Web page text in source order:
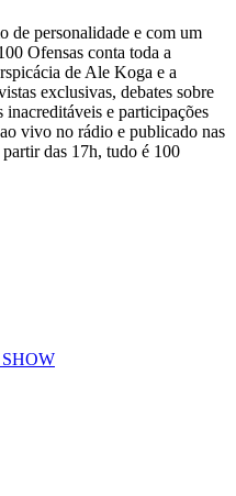
de personalidade e com um
Ofensas conta toda a
de Ale Koga e a
exclusivas, debates sobre
e participações
vivo no rádio e publicado nas
das 17h, tudo é 100